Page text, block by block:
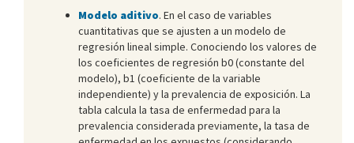
Modelo aditivo. En el caso de variables
cuantitativas que se ajusten a un modelo de
regresión lineal simple. Conociendo los valores de
los coeficientes de regresión b0 (constante del
modelo), b1 (coeficiente de la variable
independiente) y la prevalencia de exposición. La
tabla calcula la tasa de enfermedad para la
prevalencia considerada previamente, la tasa de